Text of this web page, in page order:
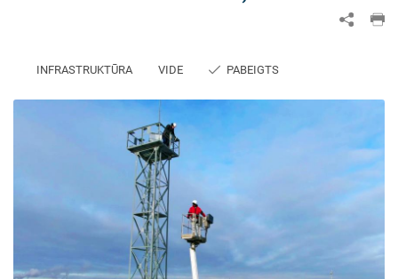
INFRASTRUKTŪRA VIDE PABEIGTS